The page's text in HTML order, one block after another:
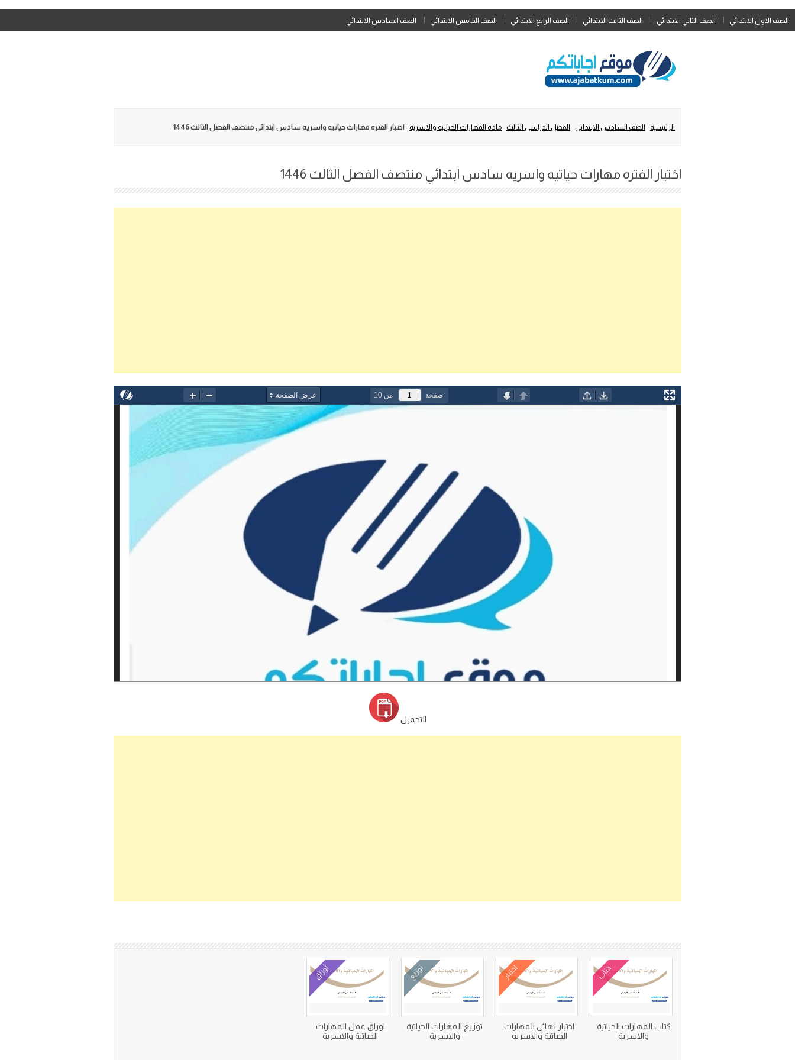
Skip
to
الصف الاول الابتدائي الصف الثاني الابتدائي الصف الثالث الابتدائي الصف الرابع الابتدائي الصف الخامس الابتدائي الصف السادس الابتدائي
الرئيسية - الصف السادس الابتدائي - الفصل الدراسي الثالث-مادة المهارات الحياتية والاسرية - اختبار الفتره مهارات حياتيه واسريه سادس ابتدائي منتصف الفصل الثالث 1446
اختبار الفتره مهارات حياتيه واسريه سادس ابتدائي منتصف الفصل الثالث 1446
التحميل
كتاب
كتاب المهارات الحياتية
والاسرية
اختبار
اختبار نهائي المهارات
الحياتية والاسريه
توزيع
توزيع المهارات الحياتية
والاسرية
أوراق
اوراق عمل المهارات
الحياتية والاسرية